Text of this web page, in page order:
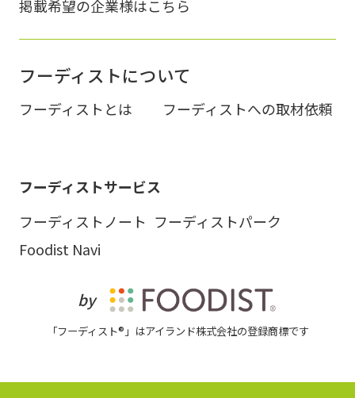
掲載希望の企業様はこちら
フーディストについて
フーディストとは フーディストへの取材依頼
フーディストサービス
フーディストノート フーディストパーク
Foodist Navi
by
「フーディスト®」はアイランド株式会社の登録商標です